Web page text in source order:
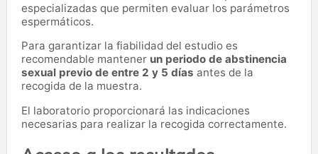
especializadas que permiten evaluar los parámetros
espermáticos.
Para garantizar la fiabilidad del estudio es
recomendable mantener un periodo de abstinencia
sexual previo de entre 2 y 5 días antes de la
recogida de la muestra.
El laboratorio proporcionará las indicaciones
necesarias para realizar la recogida correctamente.